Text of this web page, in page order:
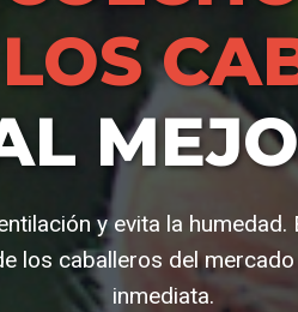
y evita la
los caballeros del
inmediata.